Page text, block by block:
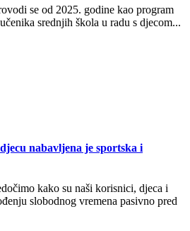
se od 2025. godine kao program
srednjih škola u radu s djecom...
nabavljena je sportska i
kako su naši korisnici, djeca i
slobodnog vremena pasivno pred